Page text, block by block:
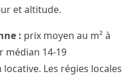
et altitude.
: prix moyen au m² à
médian 14-19
Les régies locales